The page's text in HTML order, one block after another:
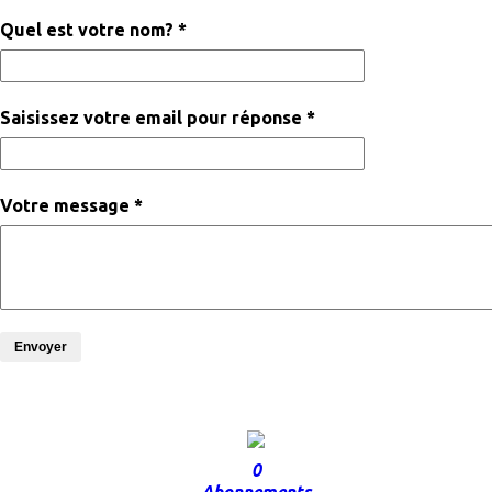
Quel est votre nom? *
Saisissez votre email pour réponse *
Votre message *
Envoyer
0